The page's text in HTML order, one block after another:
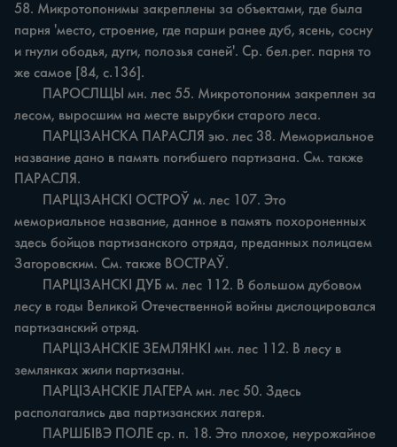
58. Микротопонимы закреплены за объектами, где была
парня 'место, строение, где парши ранее дуб, ясень, сосну
и гнули ободья, дуги, полозья саней'. Ср. бел.рег. парня то
же самое [84, с.136].
лесом, выросшим на месте вырубки старого леса.
название дано в память погибшего партизана. См. также
ПАРАСЛЯ.
мемориальное название, данное в память похороненных
здесь бойцов партизанского отряда, преданных полицаем
Загоровским. См. также ВОСТРАЎ.
лесу в годы Великой Отечественной войны дислоцировался
партизанский отряд.
землянках жили партизаны.
располагались два партизанских лагеря.